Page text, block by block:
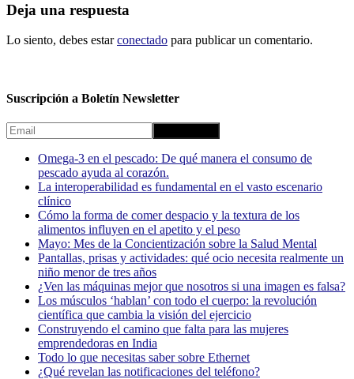
Deja una respuesta
Lo siento, debes estarconectado para publicar un comentario.
Suscripción a Boletín Newsletter
Omega-3 en el pescado: De qué manera el consumo de
pescado ayuda al corazón.
La interoperabilidad es fundamental en el vasto escenario
clínico
Cómo la forma de comer despacio y la textura de los
alimentos influyen en el apetito y el peso
Mayo: Mes de la Concientización sobre la Salud Mental
Pantallas, prisas y actividades: qué ocio necesita realmente un
niño menor de tres años
¿Ven las máquinas mejor que nosotros si una imagen es falsa?
Los músculos ‘hablan’ con todo el cuerpo: la revolución
científica que cambia la visión del ejercicio
Construyendo el camino que falta para las mujeres
emprendedoras en India
Todo lo que necesitas saber sobre Ethernet
¿Qué revelan las notificaciones del teléfono?